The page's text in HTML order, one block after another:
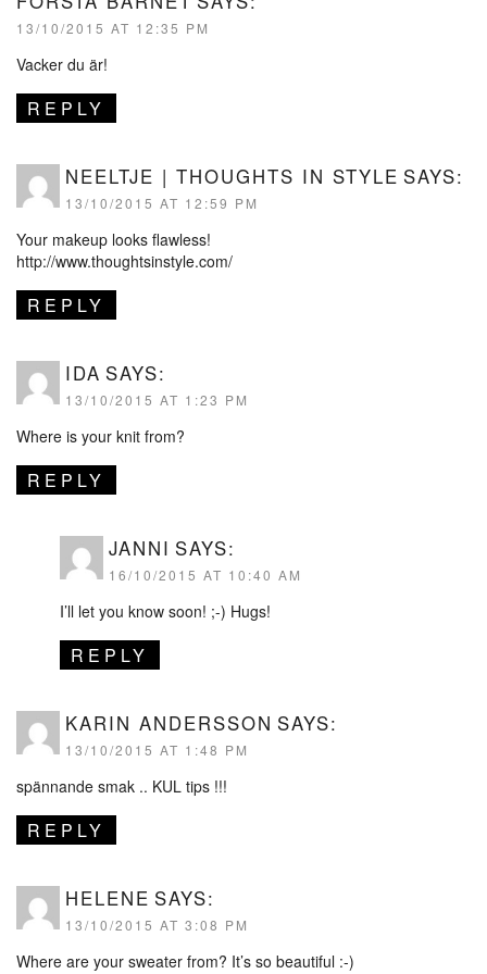
13/10/2015 AT 12:35 PM
Vacker du är!
REPLY
NEELTJE | THOUGHTS IN STYLE SAYS:
13/10/2015 AT 12:59 PM
Your makeup looks flawless!
http://www.thoughtsinstyle.com/
REPLY
IDA SAYS:
13/10/2015 AT 1:23 PM
Where is your knit from?
REPLY
JANNI SAYS:
16/10/2015 AT 10:40 AM
I’ll let you know soon! ;-) Hugs!
REPLY
KARIN ANDERSSON SAYS:
13/10/2015 AT 1:48 PM
spännande smak .. KUL tips !!!
REPLY
HELENE SAYS:
13/10/2015 AT 3:08 PM
Where are your sweater from? It’s so beautiful :-)